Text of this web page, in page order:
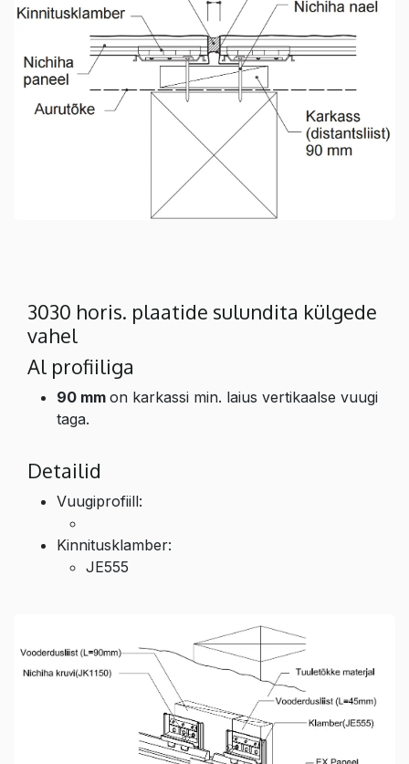
3030 horis. plaatide sulundita külgede
vahel
Al profiiliga
90 mm on karkassi min. laius vertikaalse vuugi
taga.
Detailid
Vuugiprofiill:
Kinnitusklamber:
JE555